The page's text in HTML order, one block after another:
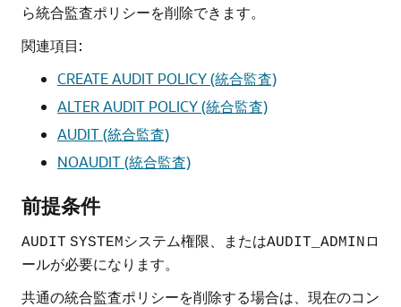
ら統合監査ポリシーを削除できます。
関連項目:
CREATE AUDIT POLICY (統合監査)
ALTER AUDIT POLICY (統合監査)
AUDIT (統合監査)
NOAUDIT (統合監査)
前提条件
AUDIT SYSTEMシステム権限、またはAUDIT_ADMIN ロ
ールが必要になります。
共通の統合監査ポリシーを削除する場合は、現在のコン